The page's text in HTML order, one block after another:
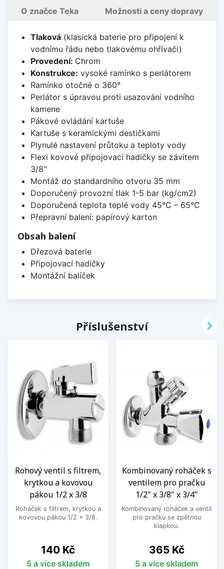
O značce Teka Možnosti a ceny dopravy
Tlaková(klasická baterie pro připojení k
vodnímu řádu nebo tlakovému ohřívači)
Provedení: Chrom
Konstrukce: vysoké ramínko s perlátorem
Ramínko otočné o 360°
Perlátor s úpravou proti usazování vodního
kamene
Pákové ovládání kartuše
Kartuše s keramickými destičkami
Plynulé nastavení průtoku a teploty vody
Flexi kovové připojovací hadičky se závitem
3/8"
Montáž do standardního otvoru 35 mm
Doporučený provozní tlak 1-5 bar (kg/cm2)
Doporučená teplota teplé vody 45°C – 65°C
Přepravní balení: papírový karton
Obsah balení
Dřezová baterie
Připojovací hadičky
Montážní balíček
Příslušenství
Rohový ventil s filtrem,
krytkou a kovovou
pákou 1/2 x 3/8
Roháček s filtrem, krytkou a
kovovou pákou 1/2 x 3/8.
Cena
140 Kč
5 a více skladem
Kombinovaný roháček s
ventilem pro pračku
1/2" x 3/8" x 3/4"
Kombinovaný roháček a ventil
pro pračku se zpětnou
klapkou.
Cena
365 Kč
5 a více skladem
